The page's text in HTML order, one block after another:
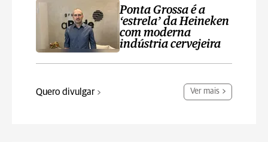
Ponta Grossa é a
‘estrela’ da Heineken
com moderna
indústria cervejeira
Quero divulgar Ver mais